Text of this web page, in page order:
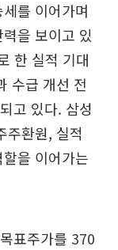
를 이어가며
을 보이고 있
한 실적 기대
수급 개선 전
고 있다. 삼성
주환원, 실적
을 이어가는
표주가를 370